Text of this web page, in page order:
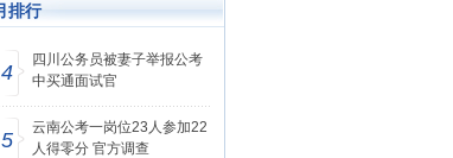
排行
四川公务员被妻子举报公考
中买通面试官
5
云南公考一岗位23人参加22
人得零分 官方调查